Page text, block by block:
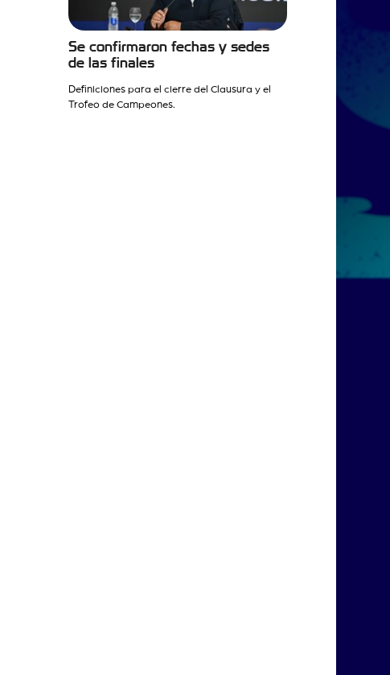
Se confirmaron fechas y sedes
de las finales
Definiciones para el cierre del Clausura y el
Trofeo de Campeones.